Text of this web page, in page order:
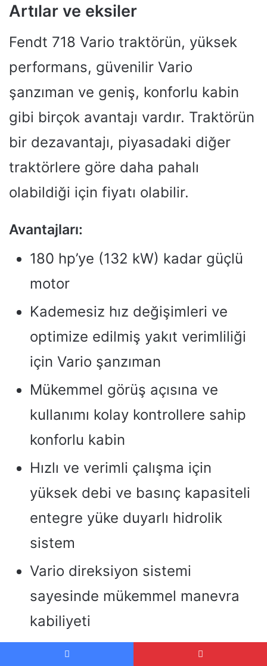
Artılar ve eksiler
Fendt 718 Vario traktörün, yüksek
performans, güvenilir Vario
şanzıman ve geniş, konforlu kabin
gibi birçok avantajı vardır. Traktörün
bir dezavantajı, piyasadaki diğer
traktörlere göre daha pahalı
olabildiği için fiyatı olabilir.
Avantajları:
180 hp’ye (132 kW) kadar güçlü
motor
Kademesiz hız değişimleri ve
optimize edilmiş yakıt verimliliği
için Vario şanzıman
Mükemmel görüş açısına ve
kullanımı kolay kontrollere sahip
konforlu kabin
Hızlı ve verimli çalışma için
yüksek debi ve basınç kapasiteli
entegre yüke duyarlı hidrolik
sistem
Vario direksiyon sistemi
sayesinde mükemmel manevra
kabiliyeti
Çeşitli tarımsal uygulamalar için